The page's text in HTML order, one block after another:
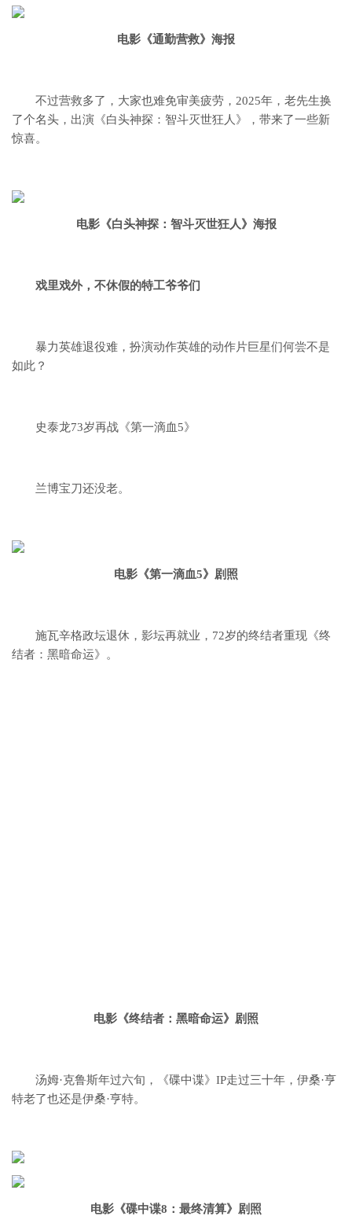
电影《通勤营救》海报
不过营救多了，大家也难免审美疲劳， 2025年，老先生换
了个名头， 出演《白头神探：智斗灭世狂人》， 带来了一些新
惊喜。
电影《白头神探：智斗灭世狂人》海报
戏里戏外，不休假的特工爷爷们
暴力英雄退役难， 扮演动作英雄的动作片巨星们何尝不是
如此？
史泰龙73岁再战《第一滴血5》
兰博宝刀还没老。
电影《第一滴血5》剧照
施瓦辛格政坛退休，影坛再就业， 72岁的终结者重现《终
结者：黑暗命运》。
电影《终结者：黑暗命运》剧照
汤姆·克鲁斯年过六旬， 《碟中谍》IP走过三十年， 伊桑·亨
特老了也还是伊桑·亨特。
电影《碟中谍8：最终清算》剧照